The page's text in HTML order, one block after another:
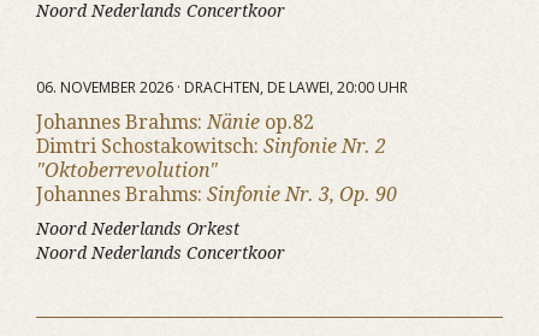
Noord Nederlands Concertkoor
06. NOVEMBER 2026 · DRACHTEN, DE LAWEI, 20:00 UHR
Johannes Brahms:Nänie op.82
Dimtri Schostakowitsch: Sinfonie Nr. 2
"Oktoberrevolution"
Johannes Brahms: Sinfonie Nr. 3, Op. 90
Noord Nederlands Orkest
Noord Nederlands Concertkoor